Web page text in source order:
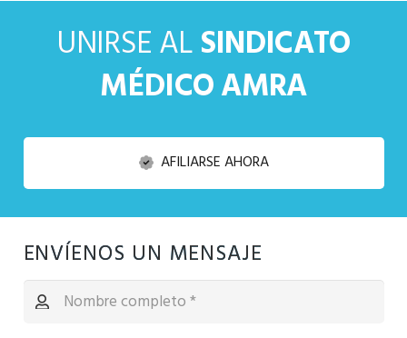
UNIRSE ALSINDICATO
MÉDICO AMRA
AFILIARSE AHORA
ENVÍENOS UN MENSAJE